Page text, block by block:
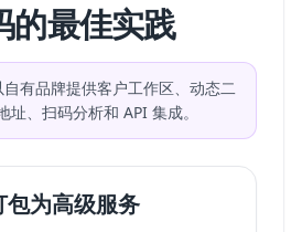
的最佳实践
有品牌提供客户工作区、动态二
址、扫码分析和 API 集成。
包为高级服务